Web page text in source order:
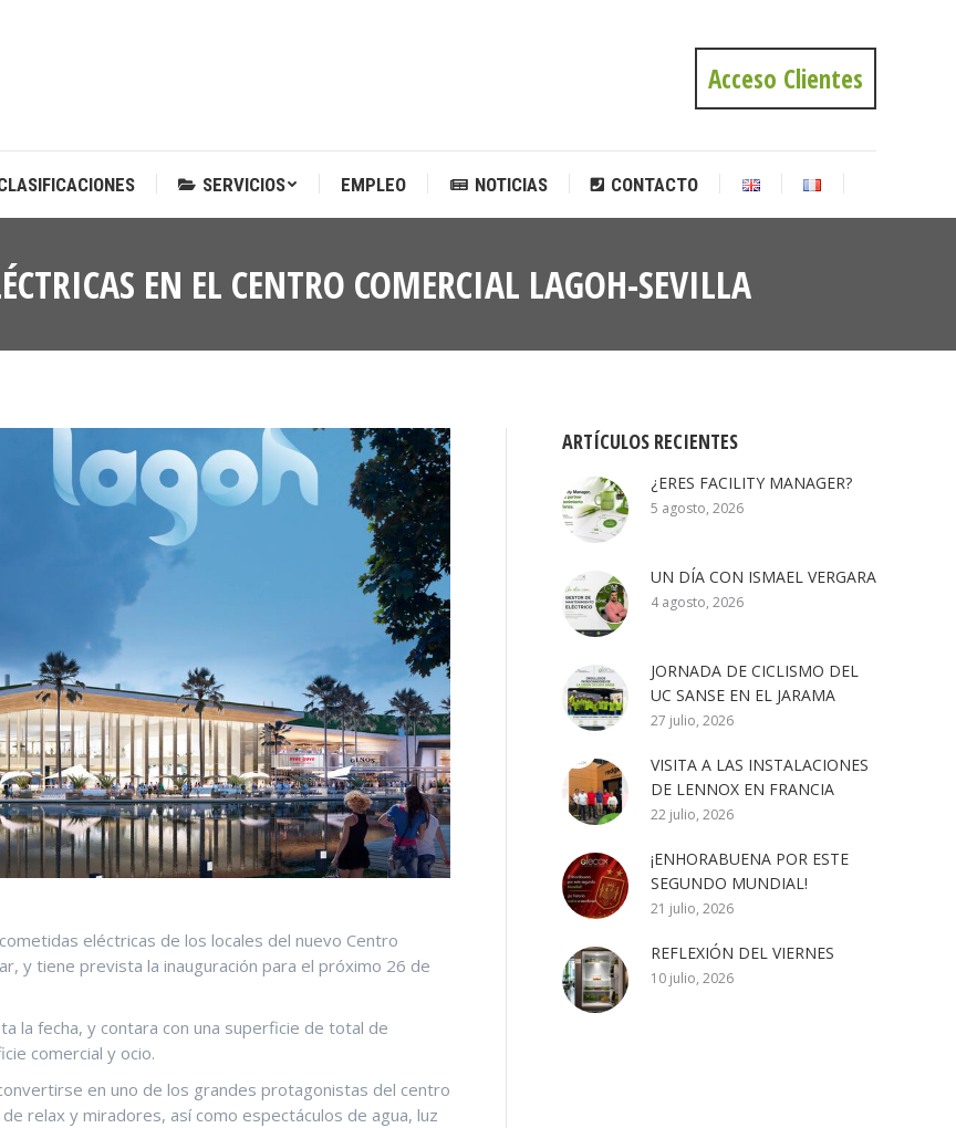
Acceso Clientes
SERVICIOS EMPLEO NOTICIAS CONTACTO
EN EL CENTRO COMERCIAL LAGOH-SEVILLA
eléctricas de los locales del nuevo Centro
y tiene prevista la inauguración para el próximo 26 de
la fecha, y contara con una superficie de total de
comercial y ocio.
en uno de los grandes protagonistas del centro
relax y miradores, así como espectáculos de agua, luz
ARTÍCULOS RECIENTES
¿ERES FACILITY MANAGER?
5 agosto, 2026
UN DÍA CON ISMAEL VERGARA
4 agosto, 2026
JORNADA DE CICLISMO DEL
UC SANSE EN EL JARAMA
27 julio, 2026
VISITA A LAS INSTALACIONES
DE LENNOX EN FRANCIA
22 julio, 2026
¡ENHORABUENA POR ESTE
SEGUNDO MUNDIAL!
21 julio, 2026
REFLEXIÓN DEL VIERNES
10 julio, 2026